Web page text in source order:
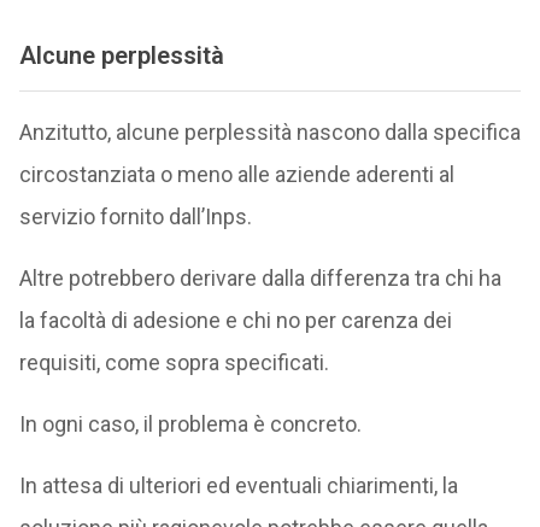
Alcune perplessità
Anzitutto, alcune perplessità nascono dalla specifica
circostanziata o meno alle aziende aderenti al
servizio fornito dall’Inps.
Altre potrebbero derivare dalla differenza tra chi ha
la facoltà di adesione e chi no per carenza dei
requisiti, come sopra specificati.
In ogni caso, il problema è concreto.
In attesa di ulteriori ed eventuali chiarimenti, la